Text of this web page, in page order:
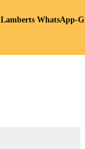
Lamberts WhatsApp-